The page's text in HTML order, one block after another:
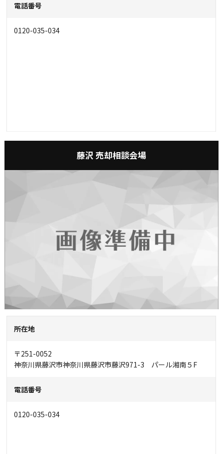
電話番号
0120-035-034
藤沢 売却相談会場
所在地
〒251-0052
神奈川県藤沢市神奈川県藤沢市藤沢971-3 パール湘南５F
電話番号
0120-035-034